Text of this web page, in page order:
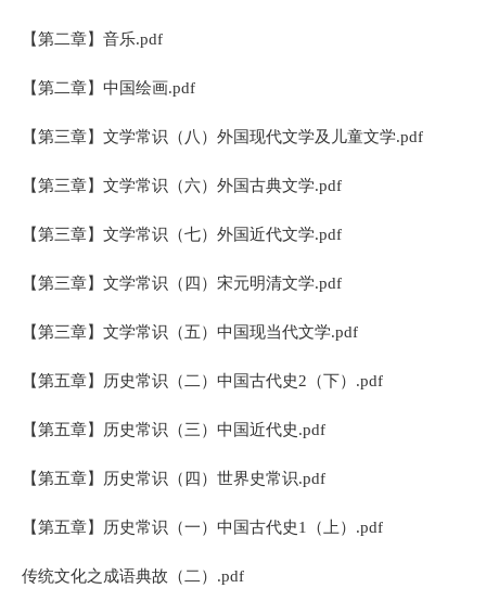
【第二章】音乐.pdf
【第二章】中国绘画.pdf
【第三章】文学常识（八）外国现代文学及儿童文学.pdf
【第三章】文学常识（六）外国古典文学.pdf
【第三章】文学常识（七）外国近代文学.pdf
【第三章】文学常识（四）宋元明清文学.pdf
【第三章】文学常识（五）中国现当代文学.pdf
【第五章】历史常识（二）中国古代史2（下）.pdf
【第五章】历史常识（三）中国近代史.pdf
【第五章】历史常识（四）世界史常识.pdf
【第五章】历史常识（一）中国古代史1（上）.pdf
传统文化之成语典故（二）.pdf